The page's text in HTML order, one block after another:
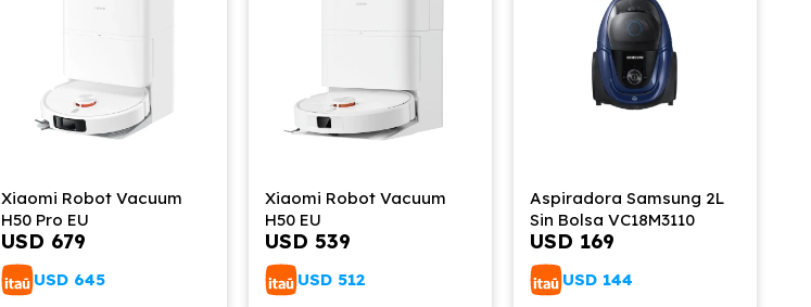
Xiaomi Robot Vacuum
H50 Pro EU
USD 679
USD 645
Xiaomi Robot Vacuum
H50 EU
USD 539
USD 512
Aspiradora Samsung 2L
Sin Bolsa VC18M3110
USD 169
USD 144